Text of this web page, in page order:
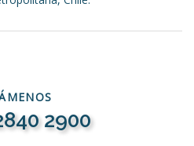
2900